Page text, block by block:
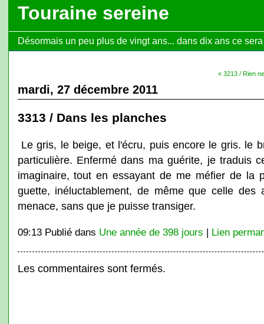
Touraine sereine
Désormais un peu plus de vingt ans... dans dix ans ce
« 3213 / Rien
mardi, 27 décembre 2011
3313 / Dans les planches
Le gris, le beige, et l'écru, puis encore le gris. le
particulière. Enfermé dans ma guérite, je traduis
imaginaire, tout en essayant de me méfier de la
guette, inéluctablement, de même que celle des
menace, sans que je puisse transiger.
09:13 Publié dans Une année de 398 jours | Lien
Les commentaires sont fermés.